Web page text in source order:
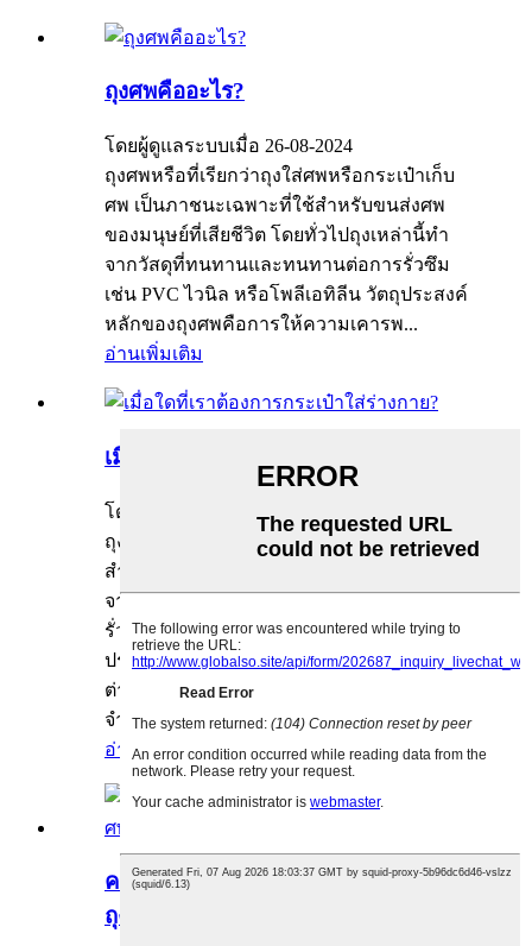
ถุงศพคืออะไร?
โดยผู้ดูแลระบบเมื่อ 26-08-2024
ถุงศพหรือที่เรียกว่าถุงใส่ศพหรือกระเป๋าเก็บ
ศพ เป็นภาชนะเฉพาะที่ใช้สำหรับขนส่งศพ
ของมนุษย์ที่เสียชีวิต โดยทั่วไปถุงเหล่านี้ทำ
จากวัสดุที่ทนทานและทนทานต่อการรั่วซึม
เช่น PVC ไวนิล หรือโพลีเอทิลีน วัตถุประสงค์
หลักของถุงศพคือการให้ความเคารพ...
อ่านเพิ่มเติม
เมื่อใดที่เราต้องการกระเป๋าใส่ร่างกาย?
โดยผู้ดูแลระบบเมื่อ 26-08-2024
ถุงเก็บศพเป็นกระเป๋าที่ออกแบบมาเป็นพิเศษ
สำหรับพกพาและเก็บศพ โดยทั่วไปแล้วจะทำ
จากวัสดุที่ทนทานและกันน้ำได้เพื่อป้องกันการ
รั่วไหลของของเหลวในร่างกายหรือกลิ่นไม่พึง
ประสงค์ ถุงใส่ศพถูกนำมาใช้ในสถานการณ์
ต่างๆ รวมถึงภัยธรรมชาติ เหตุการณ์ผู้เสียชีวิต
จำนวนมาก อาชญากรรม...
อ่านเพิ่มเติม
ความแตกต่างระหว่างถุงศพซิปตรงและ
ถุงศพซิป C